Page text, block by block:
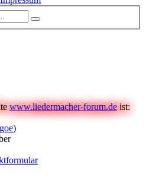
www.liedermacher-forum.deist:
)